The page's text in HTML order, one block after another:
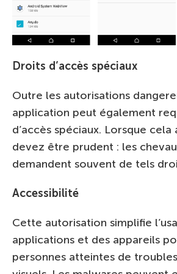
Droits d’accès spéciaux
Outre les autorisations
application peut également
d’accès spéciaux. Lorsque
devez être prudent : les
demandent souvent de tels
Accessibilité
Cette autorisation simplifie
applications et des appareils
personnes atteintes de